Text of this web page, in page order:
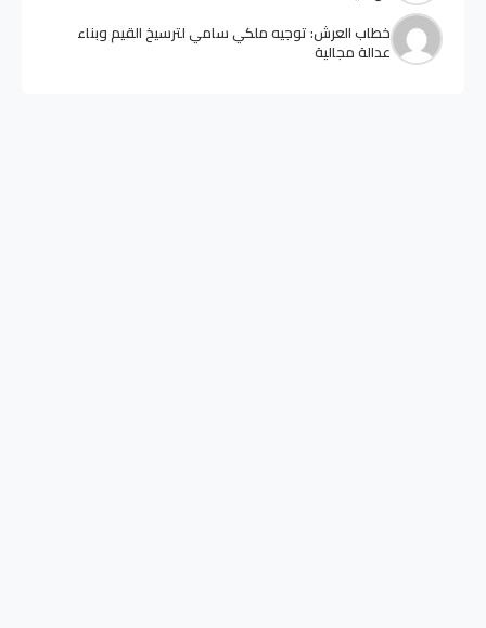
خطاب العرش: توجيه ملكي سامي لترسيخ القيم وبناء
عدالة مجالية